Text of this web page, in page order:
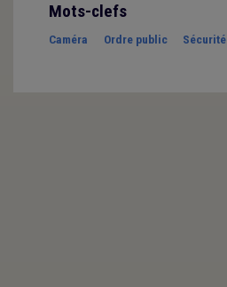
Mots-clefs
Caméra Ordre public Sécurité